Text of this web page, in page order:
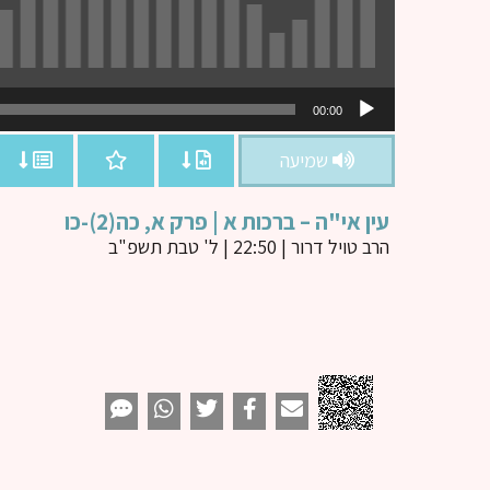
אודיו
00:00
שמיעה
עין אי"ה – ברכות א | פרק א, כה(2)-כו
הרב טויל דרור | 22:50 | ל' טבת תשפ"ב